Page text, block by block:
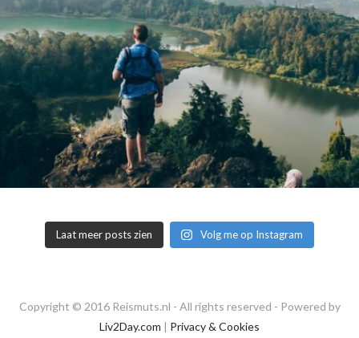
Laat meer posts zien Volg me op Instagram
Copyright © 2016 Reismuts.nl - All rights reserved - Powered by
Liv2Day.com | Privacy & Cookies